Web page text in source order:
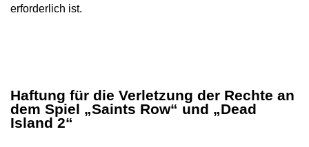
erforderlich ist.
Haftung für die Verletzung der Rechte an
dem Spiel „Saints Row“ und „Dead
Island 2“